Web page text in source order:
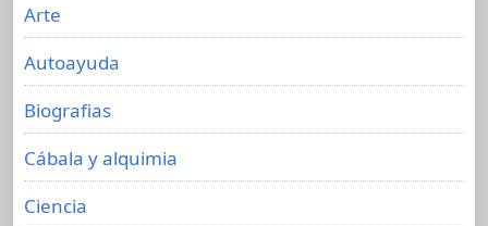
Arte
Autoayuda
Biografias
Cábala y alquimia
Ciencia